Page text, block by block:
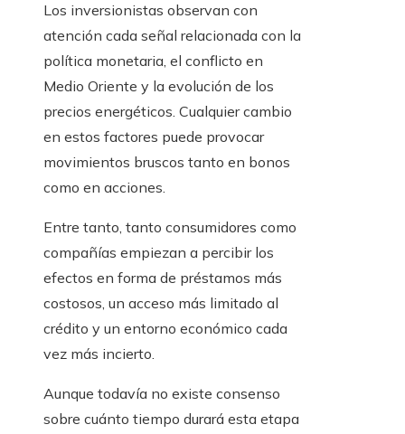
Los inversionistas observan con
atención cada señal relacionada con la
política monetaria, el conflicto en
Medio Oriente y la evolución de los
precios energéticos. Cualquier cambio
en estos factores puede provocar
movimientos bruscos tanto en bonos
como en acciones.
Entre tanto, tanto consumidores como
compañías empiezan a percibir los
efectos en forma de préstamos más
costosos, un acceso más limitado al
crédito y un entorno económico cada
vez más incierto.
Aunque todavía no existe consenso
sobre cuánto tiempo durará esta etapa